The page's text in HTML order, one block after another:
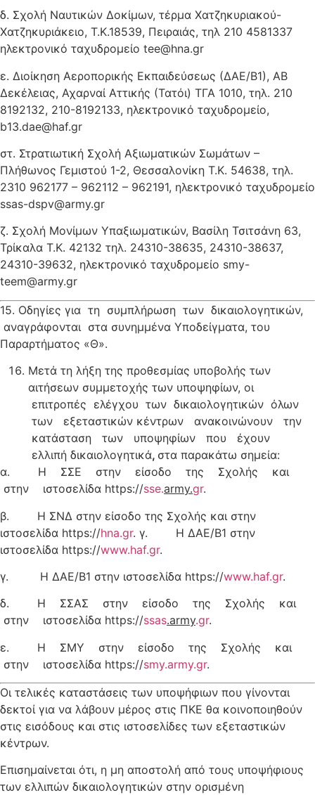
δ. Σχολή Ναυτικών Δοκίμων, τέρμα Χατζηκυριακού-
Χατζηκυριάκειο, Τ.Κ.18539, Πειραιάς, τηλ 210 4581337
ηλεκτρονικό ταχυδρομείο tee@hna.gr
ε. Διοίκηση Αεροπορικής Εκπαιδεύσεως (ΔΑΕ/Β1), ΑΒ
Δεκέλειας, Αχαρναί Αττικής (Τατόι) ΤΓΑ 1010, τηλ. 210
8192132, 210-8192133, ηλεκτρονικό ταχυδρομείο,
b13.dae@haf.gr
στ. Στρατιωτική Σχολή Αξιωματικών Σωμάτων –
Πλήθωνος Γεμιστού 1-2, Θεσσαλονίκη Τ.Κ. 54638, τηλ.
2310 962177 – 962112 – 962191, ηλεκτρονικό ταχυδρομείο
ssas-dspv@army.gr
ζ. Σχολή Μονίμων Υπαξιωματικών, Βασίλη Τσιτσάνη 63,
Τρίκαλα Τ.Κ. 42132 τηλ. 24310-38635, 24310-38637,
24310-39632, ηλεκτρονικό ταχυδρομείο smy-
teem@army.gr
15. Οδηγίες για τη συμπλήρωση των δικαιολογητικών,
αναγράφονται στα συνημμένα Υποδείγματα, του
Παραρτήματος «Θ».
Μετά τη λήξη της προθεσμίας υποβολής των
αιτήσεων συμμετοχής των υποψηφίων, οι
επιτροπές ελέγχου των δικαιολογητικών όλων
των εξεταστικών κέντρων ανακοινώνουν την
κατάσταση των υποψηφίων που έχουν
ελλιπή δικαιολογητικά, στα παρακάτω σημεία:
α. Η ΣΣΕ στην είσοδο της Σχολής και
στην ιστοσελίδα https://sse.army.gr.
β. Η ΣΝΔ στην είσοδο της Σχολής και στην
ιστοσελίδα https://hna.gr. γ. Η ΔΑΕ/Β1 στην
ιστοσελίδα https://www.haf.gr.
γ. Η ΔΑΕ/Β1 στην ιστοσελίδα https://www.haf.gr.
δ. Η ΣΣΑΣ στην είσοδο της Σχολής και
στην ιστοσελίδα https://ssas.army.gr.
ε. Η ΣΜΥ στην είσοδο της Σχολής και
στην ιστοσελίδα https://smy.army.gr.
Οι τελικές καταστάσεις των υποψήφιων που γίνονται
δεκτοί για να λάβουν μέρος στις ΠΚΕ θα κοινοποιηθούν
στις εισόδους και στις ιστοσελίδες των εξεταστικών
κέντρων.
Επισημαίνεται ότι, η μη αποστολή από τους υποψήφιους
των ελλιπών δικαιολογητικών στην ορισμένη